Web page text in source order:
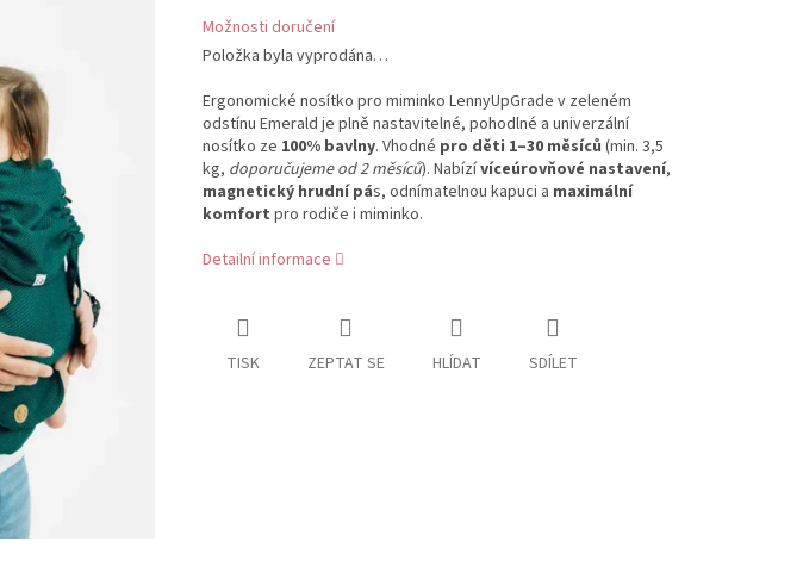
Možnosti doručení
Položka byla vyprodána…
Ergonomické nosítko pro miminko LennyUpGrade v zeleném
odstínu Emerald je plně nastavitelné, pohodlné a univerzální
nosítko ze 100% bavlny. Vhodné pro děti 1–30 měsíců (min. 3,5
kg, doporučujeme od 2 měsíců). Nabízívíceúrovňové nastavení,
magnetický hrudní pás, odnímatelnou kapuci a maximální
komfort pro rodiče i miminko.
Detailní informace
TISK ZEPTAT SE HLÍDAT SDÍLET